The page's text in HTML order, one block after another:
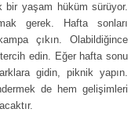
bir yaşam hüküm sürüyor.
gerek. Hafta sonları
çıkın. Olabildiğince
edin. Eğer hafta sonu
gidin, piknik yapın.
de hem gelişimleri